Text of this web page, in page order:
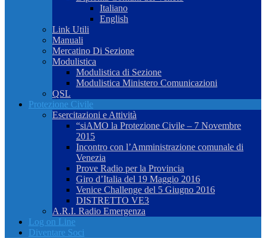
Italiano
English
Link Utili
Manuali
Mercatino Di Sezione
Modulistica
Modulistica di Sezione
Modulistica Ministero Comunicazioni
QSL
Protezione Civile
Esercitazioni e Attività
“siAMO la Protezione Civile – 7 Novembre
2015
Incontro con l’Amministrazione comunale di
Venezia
Prove Radio per la Provincia
Giro d’Italia del 19 Maggio 2016
Venice Challenge del 5 Giugno 2016
DISTRETTO VE3
A.R.I. Radio Emergenza
Log on Line
Diventare Soci